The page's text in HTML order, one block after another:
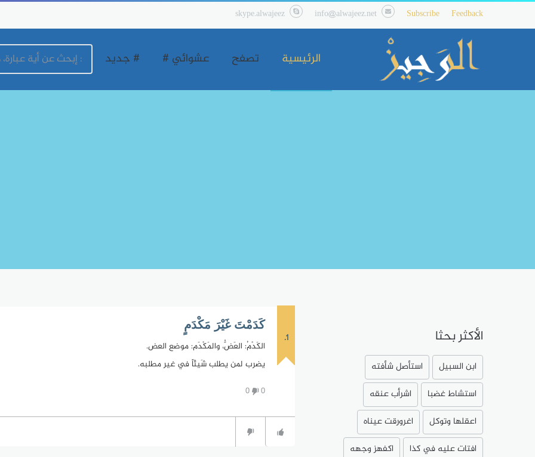
Feedback
Subscribe
info@alwajeez.net
skype.alwajeez
الرئيسية تصفح عشوائي # # جديد
1.
كَدَمْتَ غَيْرَ مَكْدَمٍ
الكَدْمُ: العَضُّ، والمَكْدَم: موضع العض.
يضرب لمن يطلب شَيئَاً في غير مطلبه.
0
0
الأكثر بحثا
ابن السبيل
استأصل شأفته
استشاط غضبا
اشرأب عنقه
اعقلها وتوكل
اغرورقت عيناه
افتات عليه في كذا
اكفهز وجهه